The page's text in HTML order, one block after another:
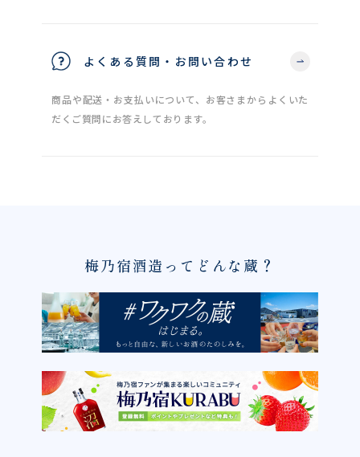
よくある質問・お問い合わせ
商品や配送・お支払いについて、お客さまからよくいた
だくご質問にお答えしております。
梅乃宿酒造ってどんな蔵？